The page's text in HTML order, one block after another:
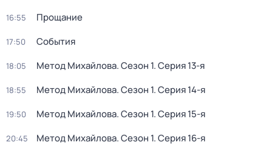
16:55 Прощание
17:50 События
18:05 Метод Михайлова. Сезон 1. Серия 13-я
18:55 Метод Михайлова. Сезон 1. Серия 14-я
19:50 Метод Михайлова. Сезон 1. Серия 15-я
20:45 Метод Михайлова. Сезон 1. Серия 16-я